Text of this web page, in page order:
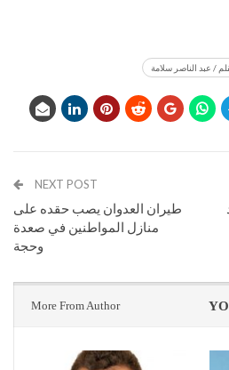
/ عبد الناصر سلامة
NEXT POST
طيران العدوان يصب حقده على
منازل المواطنين في صعدة
وحجة
More From Author